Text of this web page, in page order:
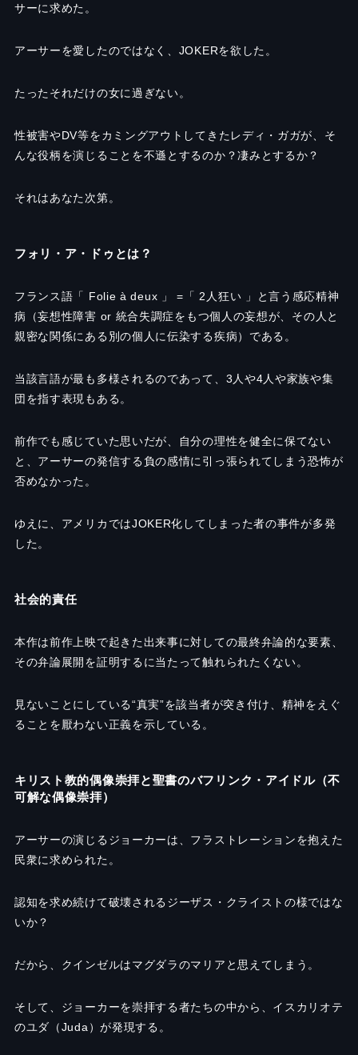
サーに求めた。
アーサーを愛したのではなく、JOKERを欲した。
たったそれだけの女に過ぎない。
性被害やDV等をカミングアウトしてきたレディ・ガガが、そ
んな役柄を演じることを不遜とするのか？凄みとするか？
それはあなた次第。
フォリ・ア・ドゥとは？
フランス語「 Folie à deux 」 =「 2人狂い 」と言う感応精神
病（妄想性障害 or 統合失調症をもつ個人の妄想が、その人と
親密な関係にある別の個人に伝染する疾病）である。
当該言語が最も多様されるのであって、3人や4人や家族や集
団を指す表現もある。
前作でも感じていた思いだが、自分の理性を健全に保てない
と、アーサーの発信する負の感情に引っ張られてしまう恐怖が
否めなかった。
ゆえに、アメリカではJOKER化してしまった者の事件が多発
した。
社会的責任
本作は前作上映で起きた出来事に対しての最終弁論的な要素、
その弁論展開を証明するに当たって触れられたくない。
見ないことにしている“真実”を該当者が突き付け、精神をえぐ
ることを厭わない正義を示している。
キリスト教的偶像崇拝と聖書のバフリンク・アイドル（不
可解な偶像崇拝）
アーサーの演じるジョーカーは、フラストレーションを抱えた
民衆に求められた。
認知を求め続けて破壊されるジーザス・クライストの様ではな
いか？
だから、クインゼルはマグダラのマリアと思えてしまう。
そして、ジョーカーを崇拝する者たちの中から、イスカリオテ
のユダ（Juda）が発現する。